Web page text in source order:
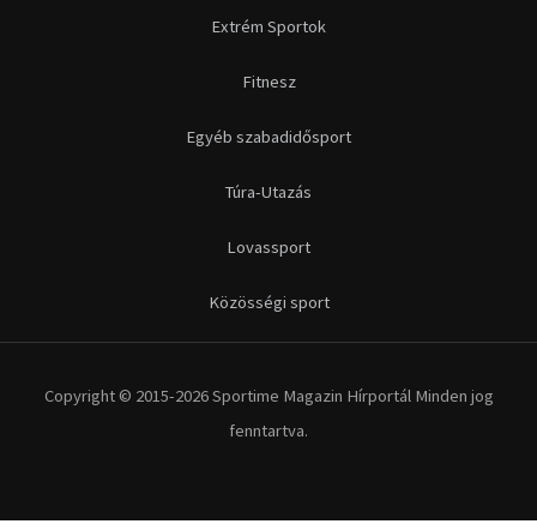
Extrém Sportok
Fitnesz
Egyéb szabadidősport
Túra-Utazás
Lovassport
Közösségi sport
Copyright © 2015-2026 Sportime Magazin Hírportál Minden jog
fenntartva.